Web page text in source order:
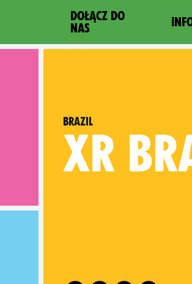
DOŁĄCZ DO
NAS
Brazil
XR